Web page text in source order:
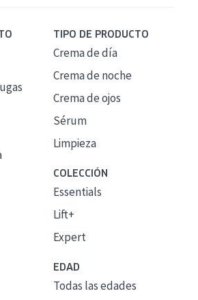
TIPO DE PRODUCTO
Crema de día
Crema de noche
Crema de ojos
Sérum
Limpieza
COLECCIÓN
Essentials
Lift+
Expert
EDAD
Todas las edades